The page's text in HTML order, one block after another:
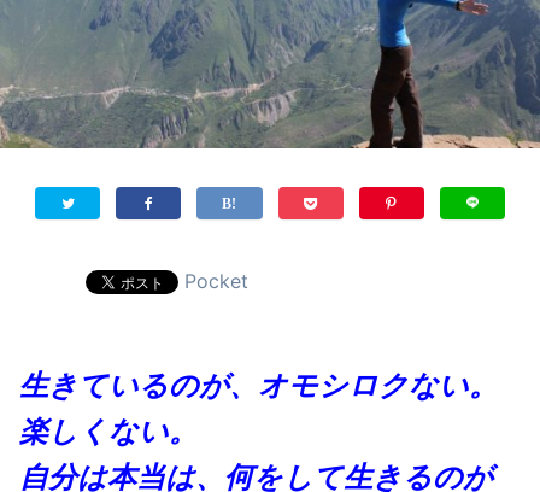
Pocket
生きているのが、オモシロクない。
楽しくない。
自分は本当は、何をして生きるのが